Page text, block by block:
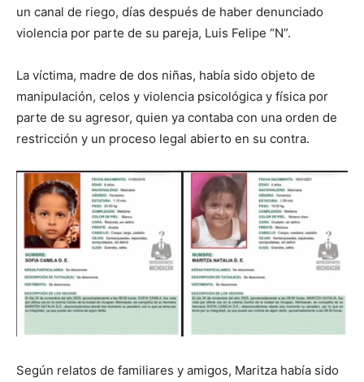
un canal de riego, días después de haber denunciado
violencia por parte de su pareja, Luis Felipe “N”.
La víctima, madre de dos niñas, había sido objeto de
manipulación, celos y violencia psicológica y física por
parte de su agresor, quien ya contaba con una orden de
restricción y un proceso legal abierto en su contra.
Según relatos de familiares y amigos, Maritza había sido